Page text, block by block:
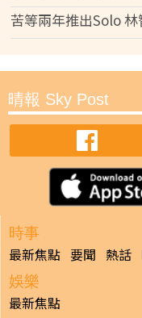
苦等兩年推出Solo
晴報 Sky Post
時事
最新焦點 要聞 熱話
娛樂
最新焦點